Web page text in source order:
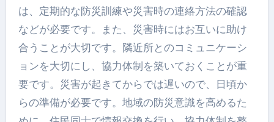
は、定期的な防災訓練や災害時の連絡方法の確認
などが必要です。また、災害時にはお互いに助け
合うことが大切です。隣近所とのコミュニケーシ
ョンを大切にし、協力体制を築いておくことが重
要です。災害が起きてからでは遅いので、日頃か
らの準備が必要です。地域の防災意識を高めるた